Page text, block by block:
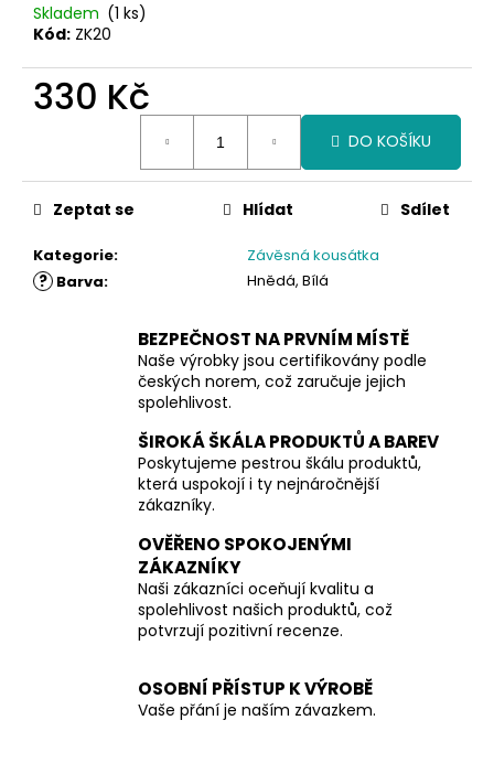
Skladem (1 ks)
Kód: ZK20
330 Kč
DO KOŠÍKU
Kategorie: Závěsná kousátka
? Barva: Hnědá, Bílá
Zeptat se Hlídat Sdílet
BEZPEČNOST NA PRVNÍM MÍSTĚ
Naše výrobky jsou certifikovány podle
českých norem, což zaručuje jejich
spolehlivost.
ŠIROKÁ ŠKÁLA PRODUKTŮ A BAREV
Poskytujeme pestrou škálu produktů,
která uspokojí i ty nejnáročnější
zákazníky.
OVĚŘENO SPOKOJENÝMI
ZÁKAZNÍKY
Naši zákazníci oceňují kvalitu a
spolehlivost našich produktů, což
potvrzují pozitivní recenze.
OSOBNÍ PŘÍSTUP K VÝROBĚ
Vaše přání je naším závazkem.